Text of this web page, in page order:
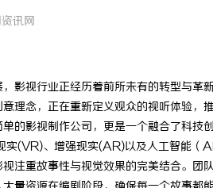
讯网
影视行业正经历着前所未有的转型与革
理念，正在重新定义观众的视听体验，
的影视制作公司，更是一个融合了科
(VR)、增强现实(AR)以及人工智能（
注重故事性与视觉效果的完美结合。